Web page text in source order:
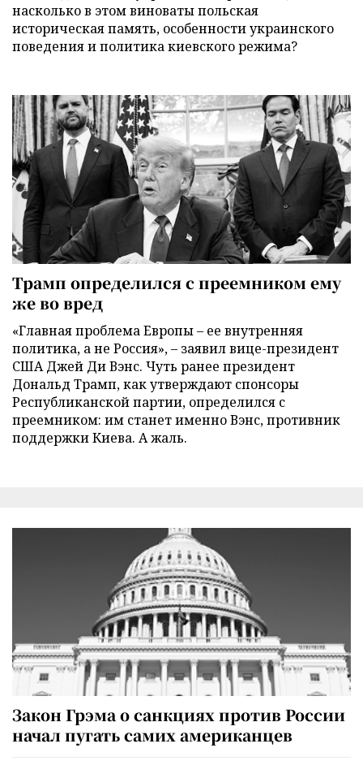
насколько в этом виноваты польская
историческая память, особенности украинского
поведения и политика киевского режима?
Трамп определился с преемником ему
же во вред
«Главная проблема Европы – ее внутренняя
политика, а не Россия», – заявил вице-президент
США Джей Ди Вэнс. Чуть ранее президент
Дональд Трамп, как утверждают спонсоры
Республиканской партии, определился с
преемником: им станет именно Вэнс, противник
поддержки Киева. А жаль.
Закон Грэма о санкциях против России
начал пугать самих американцев